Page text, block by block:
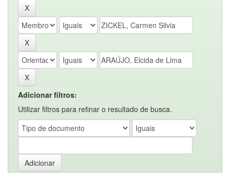
Adicionar filtros:
Utilizar filtros para refinar o resultado de busca.